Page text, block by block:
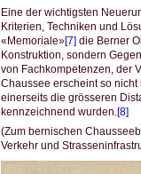
Eine der wichtigsten
Kriterien, Techniken und
«Memoriale»[7] die Berner
Konstruktion, sondern
von Fachkompetenzen, der
Chaussee erscheint so
einerseits die grösseren
kennzeichnend wurden.[8]
(Zum bernischen
Verkehr und